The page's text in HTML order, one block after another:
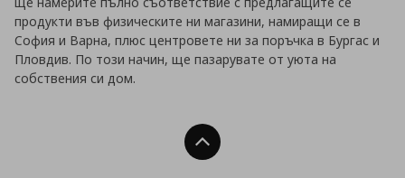
продукти във физическите ни магазини, намиращи се в
София и Варна, плюс центровете ни за поръчка в Бургас и
Пловдив. По този начин, ще пазарувате от уюта на
собствения си дом.
Нагоре